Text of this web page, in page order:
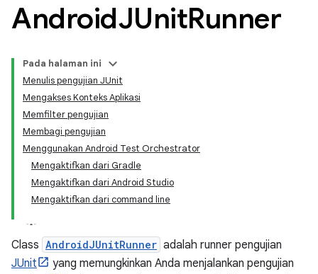
AndroidJUnitRunner
Pada halaman ini
Menulis pengujian JUnit
Mengakses Konteks Aplikasi
Memfilter pengujian
Membagi pengujian
Menggunakan Android Test Orchestrator
Mengaktifkan dari Gradle
Mengaktifkan dari Android Studio
Mengaktifkan dari command line
Class AndroidJUnitRunner adalah runner pengujian
JUnit
yang memungkinkan Anda menjalankan pengujian